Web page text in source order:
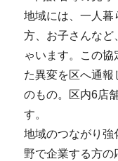
地域には、一人暮
方、お子さんなど
ゃいます。この
た異変を区へ通報
のもの。区内6店
す。
地域のつながり強
野で企業する方の